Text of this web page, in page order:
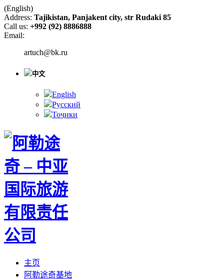
(English)
Address: Tajikistan, Panjakent city, str Rudaki 85
Call us: +992 (92) 8886888
Email:
artuch@bk.ru
中文
English
Русский
Тоҷики
主页
阿勒途奇基地